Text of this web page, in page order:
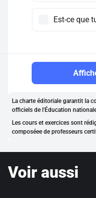
Est-ce que
La charte éditoriale garantit la
officiels de l'Éducation
Les cours et exercices sont
composéee de professeurs
Voir aussi